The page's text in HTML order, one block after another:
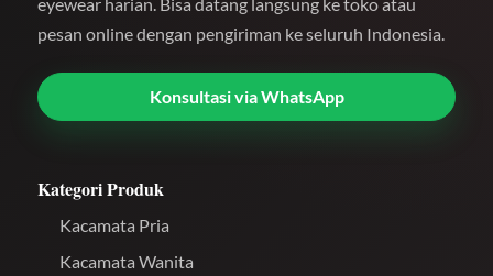
pesan online dengan pengiriman ke seluruh Indonesia.
Konsultasi via WhatsApp
Kategori Produk
Kacamata Pria
Kacamata Wanita